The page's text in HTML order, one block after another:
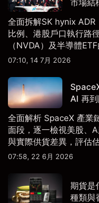
市場結
全面拆解SK hynix ADR
比例、港股戶口執行路
（NVDA）及半導體
配置框架，適合香港及
07:10, 14 7月 2026
AI 再
全面解析 SpaceX 產業
面段，逐一檢視美股、
與實際供貨差異，評估
導。
07:58, 22 6月 2026
期貨是
種類與